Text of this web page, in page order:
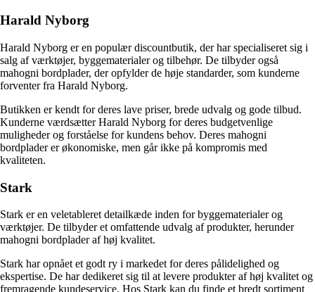
Harald Nyborg
Harald Nyborg er en populær discountbutik, der har specialiseret sig i
salg af værktøjer, byggematerialer og tilbehør. De tilbyder også
mahogni bordplader, der opfylder de høje standarder, som kunderne
forventer fra Harald Nyborg.
Butikken er kendt for deres lave priser, brede udvalg og gode tilbud.
Kunderne værdsætter Harald Nyborg for deres budgetvenlige
muligheder og forståelse for kundens behov. Deres mahogni
bordplader er økonomiske, men går ikke på kompromis med
kvaliteten.
Stark
Stark er en veletableret detailkæde inden for byggematerialer og
værktøjer. De tilbyder et omfattende udvalg af produkter, herunder
mahogni bordplader af høj kvalitet.
Stark har opnået et godt ry i markedet for deres pålidelighed og
ekspertise. De har dedikeret sig til at levere produkter af høj kvalitet og
fremragende kundeservice. Hos Stark kan du finde et bredt sortiment